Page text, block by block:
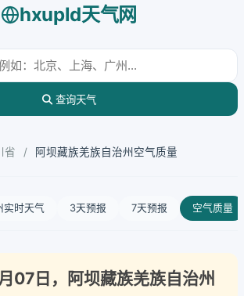
hxupld天气网
查询天气
省 / 阿坝藏族羌族自治州空气质量
实时天气 3天预报 7天预报 空气质量
07日，阿坝藏族羌族自治州